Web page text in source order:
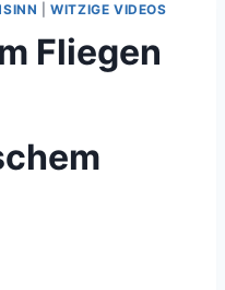
|WITZIGE VIDEOS
Fliegen